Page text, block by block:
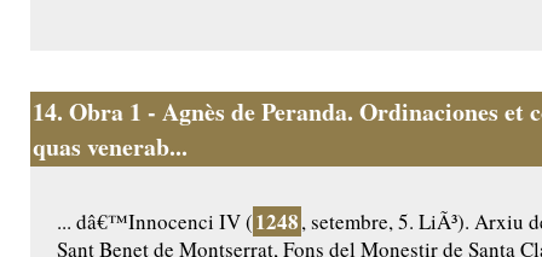
14. Obra 1 - Agnès de Peranda. Ordinaciones et
quas venerab...
... dâ€™Innocenci IV (1248, setembre, 5. LiÃ³). Arxiu
Sant Benet de Montserrat, Fons del Monestir de Santa